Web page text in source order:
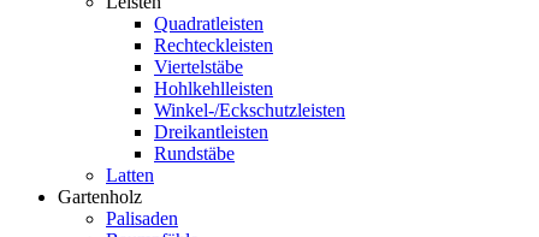
Quadratleisten
Rechteckleisten
Viertelstäbe
Hohlkehlleisten
Winkel-/Eckschutzleisten
Dreikantleisten
Rundstäbe
Latten
Gartenholz
Palisaden